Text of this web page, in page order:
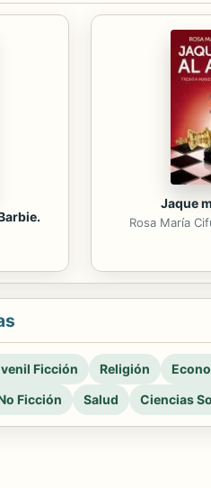
Jaque
Rosa María
Ficción Religión
Ficción
Salud Ciencias